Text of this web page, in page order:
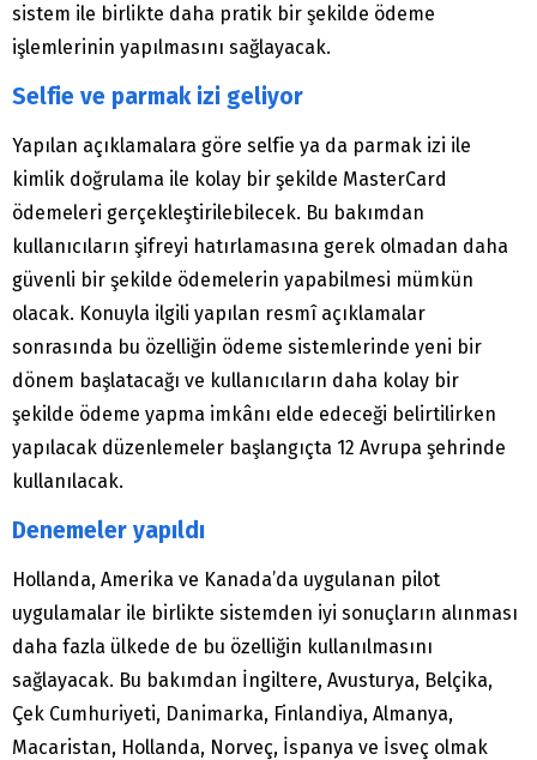
sistem ile birlikte daha pratik bir şekilde ödeme
işlemlerinin yapılmasını sağlayacak.
Selfie ve parmak izi geliyor
Yapılan açıklamalara göre selfie ya da parmak izi ile
kimlik doğrulama ile kolay bir şekilde MasterCard
ödemeleri gerçekleştirilebilecek. Bu bakımdan
kullanıcıların şifreyi hatırlamasına gerek olmadan daha
güvenli bir şekilde ödemelerin yapabilmesi mümkün
olacak. Konuyla ilgili yapılan resmî açıklamalar
sonrasında bu özelliğin ödeme sistemlerinde yeni bir
dönem başlatacağı ve kullanıcıların daha kolay bir
şekilde ödeme yapma imkânı elde edeceği belirtilirken
yapılacak düzenlemeler başlangıçta 12 Avrupa şehrinde
kullanılacak.
Denemeler yapıldı
Hollanda, Amerika ve Kanada’da uygulanan pilot
uygulamalar ile birlikte sistemden iyi sonuçların alınması
daha fazla ülkede de bu özelliğin kullanılmasını
sağlayacak. Bu bakımdan İngiltere, Avusturya, Belçika,
Çek Cumhuriyeti, Danimarka, Finlandiya, Almanya,
Macaristan, Hollanda, Norveç, İspanya ve İsveç olmak